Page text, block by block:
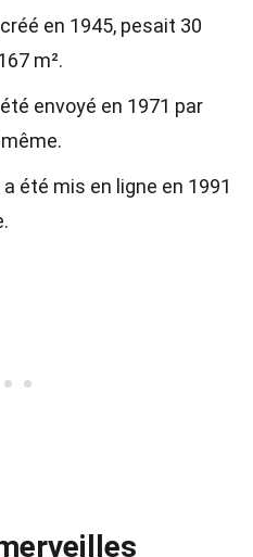
créé en 1945, pesait 30
m².
envoyé en 1971 par
a été mis en ligne en 1991